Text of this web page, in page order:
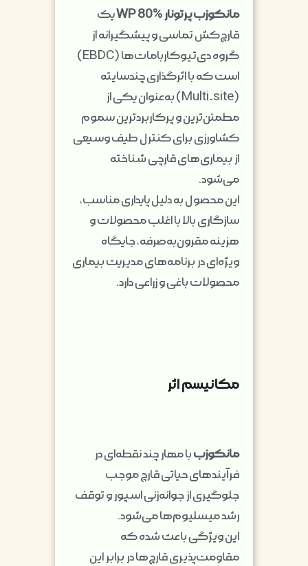
مانکوزب پرتونار WP 80%
یک
قارچ‌کش تماسی و پیشگیرانه از
گروه دی‌تیوکاربامات‌ها (EBDC)
است که با اثرگذاری چندسایته
(Multi-site) به‌عنوان یکی از
مطمئن‌ترین و پرکاربردترین سموم
کشاورزی برای کنترل طیف وسیعی
از بیماری‌های قارچی شناخته
می‌شود.
این محصول به دلیل پایداری مناسب،
سازگاری بالا با اغلب محصولات و
هزینه مقرون‌به‌صرفه، جایگاه
ویژه‌ای در برنامه‌های مدیریت بیماری
محصولات باغی و زراعی دارد.
مکانیسم اثر
مانکوزببا مهار چند نقطه‌ای در
فرآیندهای حیاتی قارچ موجب
جلوگیری از جوانه‌زنی اسپور و توقف
رشد میسلیوم‌ها می‌شود.
این ویژگی باعث شده که
مقاومت‌پذیری قارچ‌ها در برابر این